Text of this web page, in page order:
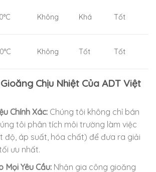
Không Khá Tốt
Không Tốt Tốt
Chịu Nhiệt Của ADT Việt
Chính Xác:Chúng tôi không chỉ bán
tôi phân tích môi trường làm việc
độ, áp suất, hóa chất) để đưa ra giải
ưu nhất.
Mọi Yêu Cầu:Nhận gia công gioăng